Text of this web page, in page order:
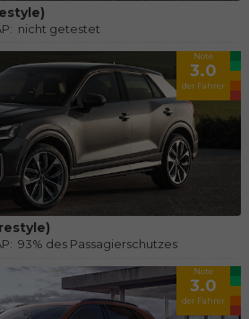
nicht getestet
Note
3.0
der Fahrer
93% des Passagierschutzes
Note
3.0
der Fahrer